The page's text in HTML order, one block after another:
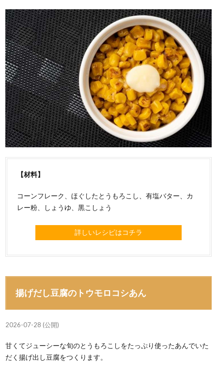
【材料】
コーンフレーク、ほぐしたとうもろこし、有塩バター、カ
レー粉、しょうゆ、黒こしょう
詳しいレシピはコチラ
揚げだし豆腐のトウモロコシあん
2026-07-28 (公開)
甘くてジューシーな旬のとうもろこしをたっぷり使ったあんでいた
だく揚げ出し豆腐をつくります。